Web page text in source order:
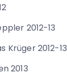
2012-13
Krüger 2012-13
2013